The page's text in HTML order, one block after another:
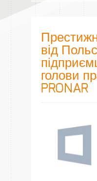
від
голови
PRONAR